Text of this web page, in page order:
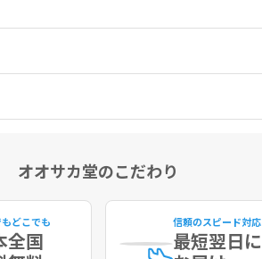
オオサカ堂のこだわり
どこでも
全国
信頼のスピード対応
最短翌日に